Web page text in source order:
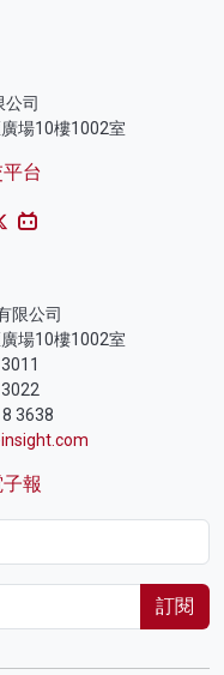
司
場10樓1002室
台
限公司
場10樓1002室
3638
報
訂閱